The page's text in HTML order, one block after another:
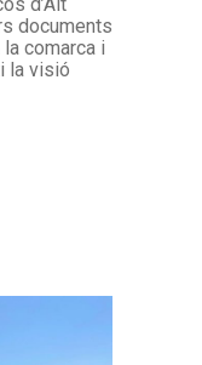
documents
comarca i
la visió